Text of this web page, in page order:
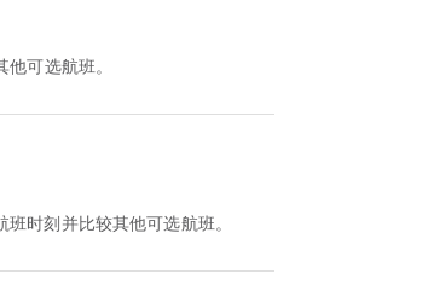
可选航班。
时刻并比较其他可选航班。